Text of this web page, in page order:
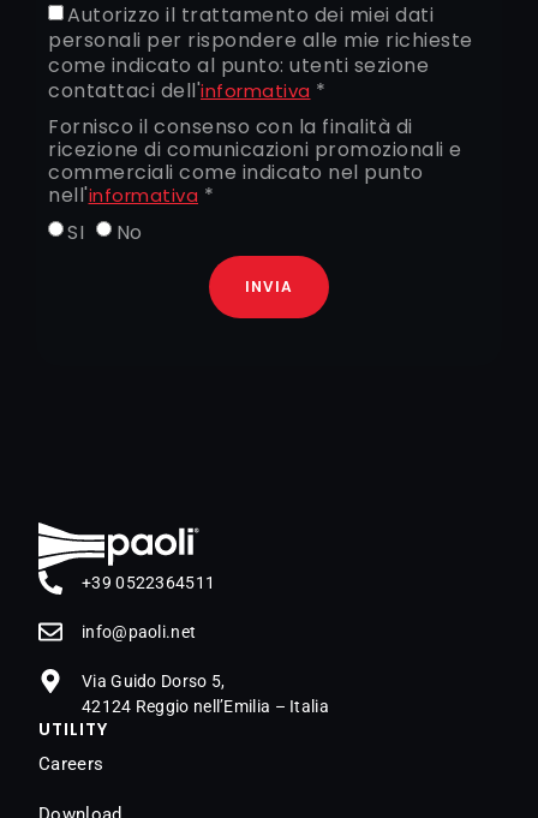
Autorizzo il trattamento dei miei dati
personali per rispondere alle mie richieste
come indicato al punto: utenti sezione
contattaci dell'informativa *
Fornisco il consenso con la finalità di
ricezione di comunicazioni promozionali e
commerciali come indicato nel punto
nell'informativa *
SI
No
INVIA
+39 0522364511
ten.iloap
@ofni
Via Guido Dorso 5,
42124 Reggio nell’Emilia – Italia
UTILITY
Careers